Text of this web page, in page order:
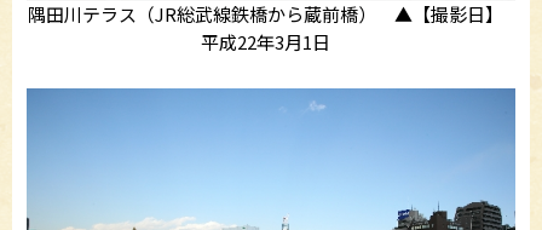
隅田川テラス（JR総武線鉄橋から蔵前橋） ▲【撮影日】
平成22年3月1日